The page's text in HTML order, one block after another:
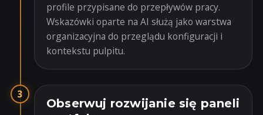
profile przypisane do przepływów pracy.
Wskazówki oparte na AI służą jako warstwa
organizacyjna do przeglądu konfiguracji i
kontekstu pulpitu.
3
Obserwuj rozwijanie się paneli